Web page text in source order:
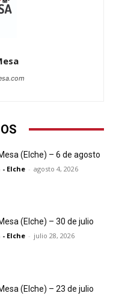
(Elche) – 6 de agosto
- Elche - agosto 4, 2026
(Elche) – 30 de julio
- Elche - julio 28, 2026
(Elche) – 23 de julio